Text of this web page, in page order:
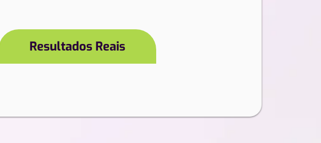
Resultados Reais